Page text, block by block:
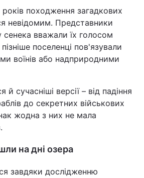
походження загадкових
невідомим. Представники
сенека вважали їх голосом
поселенці пов'язували
воїнів або надприродними
сучасніші версії – від падіння
до секретних військових
жодна з них не мала
на дні озера
завдяки дослідженню